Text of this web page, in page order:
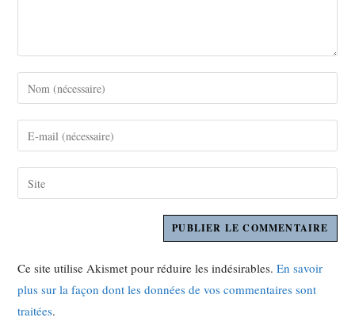
Ce site utilise Akismet pour réduire les indésirables.En savoir
plus sur la façon dont les données de vos commentaires sont
traitées.